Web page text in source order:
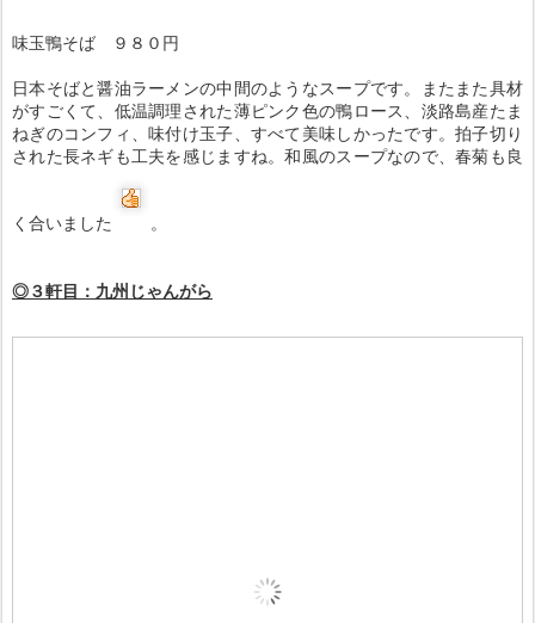
味玉鴨そば ９８０円
日本そばと醤油ラーメンの中間のようなスープです。またまた具材
がすごくて、低温調理された薄ピンク色の鴨ロース、淡路島産たま
ねぎのコンフィ、味付け玉子、すべて美味しかったです。拍子切り
された長ネギも工夫を感じますね。和風のスープなので、春菊も良
く合いました 。
◎３軒目：九州じゃんがら